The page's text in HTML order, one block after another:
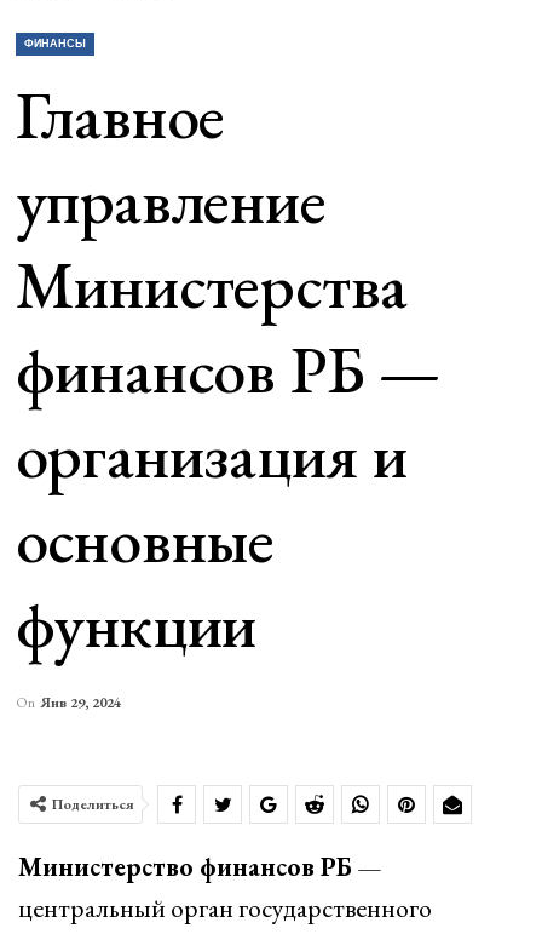
ФИНАНСЫ
Главное
управление
Министерства
финансов РБ —
организация и
основные
функции
On Янв 29, 2024
Поделиться
Министерство финансов РБ —
центральный орган государственного